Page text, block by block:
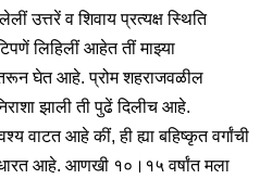
उत्तरें व शिवाय प्रत्यक्ष स्थिति
लिहिलीं आहेत तीं माझ्या
घेत आहे. प्रोम शहराजवळील
झाली ती पुढें दिलीच आहे.
वाटत आहे कीं, ही ह्या बहिष्कृत वर्गांची
आहे. आणखी १०।१५ वर्षांत मला